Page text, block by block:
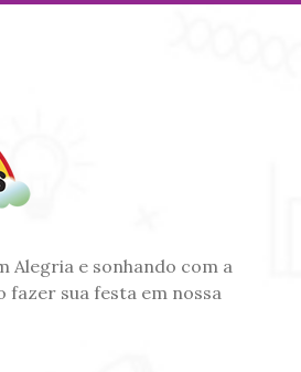
Alegria e sonhando com a
fazer sua festa em nossa